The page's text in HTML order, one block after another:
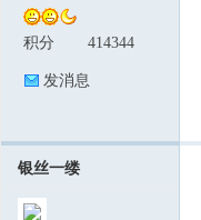
积分 414344
发消息
银丝一缕